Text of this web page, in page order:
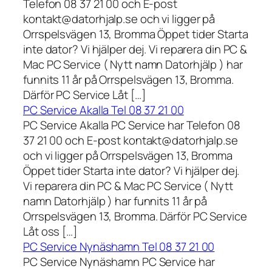
Telefon 08 37 21 00 och E-post
kontakt@datorhjalp.se och vi ligger på
Orrspelsvägen 13, Bromma Öppet tider Starta
inte dator? Vi hjälper dej. Vi reparera din PC &
Mac PC Service ( Nytt namn Datorhjälp ) har
funnits 11 år på Orrspelsvägen 13, Bromma.
Därför PC Service Låt […]
PC Service Akalla Tel 08 37 21 00
PC Service Akalla PC Service har Telefon 08
37 21 00 och E-post kontakt@datorhjalp.se
och vi ligger på Orrspelsvägen 13, Bromma
Öppet tider Starta inte dator? Vi hjälper dej.
Vi reparera din PC & Mac PC Service ( Nytt
namn Datorhjälp ) har funnits 11 år på
Orrspelsvägen 13, Bromma. Därför PC Service
Låt oss […]
PC Service Nynäshamn Tel 08 37 21 00
PC Service Nynäshamn PC Service har